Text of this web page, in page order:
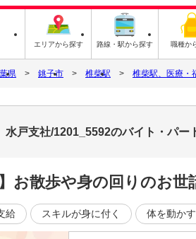
エリアから探す 路線・駅から探す 職種か
県 銚子市 椎柴駅 椎柴駅、医療・
戸支社/1201_5592のバイト・パー
お散歩や身の回りのお世
給 スキルが身に付く 体を動かす